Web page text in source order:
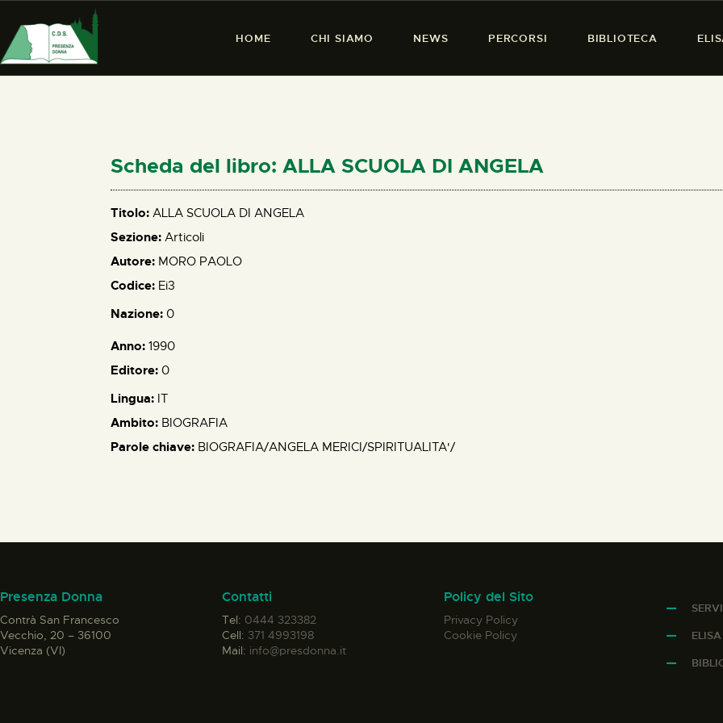
HOME CHI SIAMO NEWS PERCORSI BIBLIOTECA
PRESENZA DONNA
PERCORSI
BIBLIOTECA
Scheda del libro: ALLA SCUOLA DI ANGELA
Titolo: ALLA SCUOLA DI ANGELA
Sezione: Articoli
Autore: MORO PAOLO
Codice: Ei3
Nazione: 0
Anno: 1990
Editore: 0
Lingua: IT
Ambito: BIOGRAFIA
Parole chiave: BIOGRAFIA/ANGELA MERICI/SPIRITUALITA'/
Presenza Donna
Contrà San Francesco
Vecchio, 20 – 36100
Vicenza (VI)
Contatti
Tel: 0444 323382
Cell: 371 4993198
Mail: info@presdonna.it
Policy del Sito
Privacy Policy
Cookie Policy